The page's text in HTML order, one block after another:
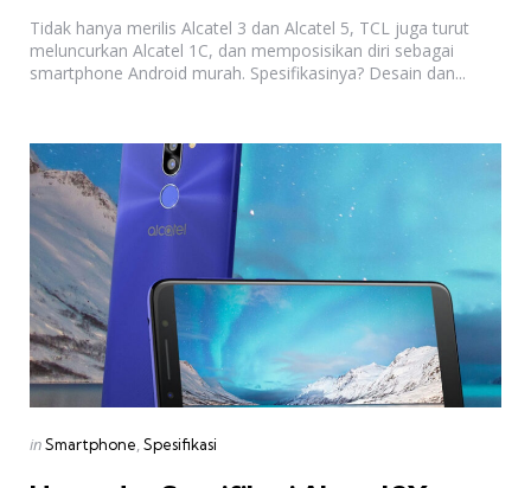
Tidak hanya merilis Alcatel 3 dan Alcatel 5, TCL juga turut
meluncurkan Alcatel 1C, dan memposisikan diri sebagai
smartphone Android murah. Spesifikasinya? Desain dan...
Categories
Posted
inSmartphone Spesifikasi